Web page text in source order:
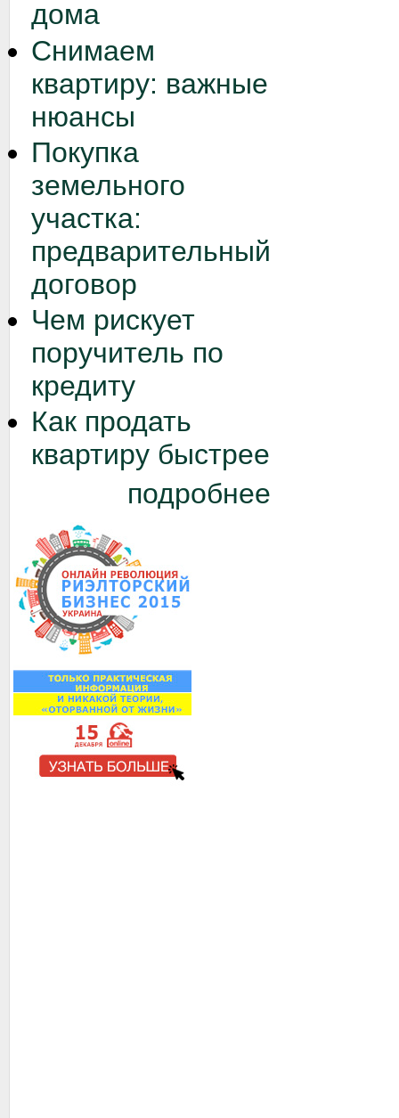
дома
Снимаем
квартиру: важные
нюансы
Покупка
земельного
участка:
предварительный
договор
Чем рискует
поручитель по
кредиту
Как продать
квартиру быстрее
подробнее